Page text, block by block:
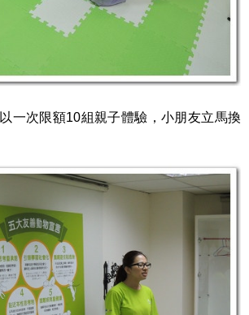
一次限額10組親子體驗，小朋友立馬換